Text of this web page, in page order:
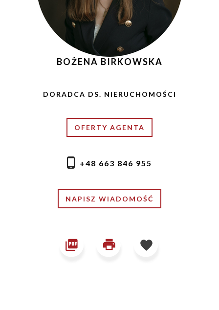
BOŻENA BIRKOWSKA
DORADCA DS. NIERUCHOMOŚCI
OFERTY AGENTA
+48 663 846 955
NAPISZ WIADOMOŚĆ